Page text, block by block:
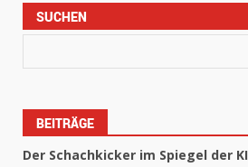
SUCHEN
BEITRÄGE
Der Schachkicker im Spiegel der KI